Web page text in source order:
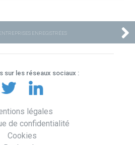
ENREGISTRÉES
sur les réseaux sociaux :
légales
de confidentialité
Cookies